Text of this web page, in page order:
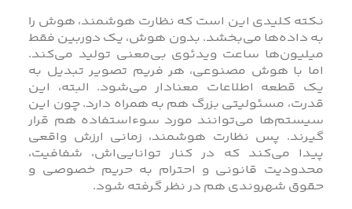
نکته کلیدی این است که نظارت هوشمند، هوش را
به داده‌ها می‌بخشد. بدون هوش، یک دوربین فقط
میلیون‌ها ساعت ویدئوی بی‌معنی تولید می‌کند.
اما با هوش مصنوعی، هر فریم تصویر تبدیل به
یک قطعه اطلاعات معنادار می‌شود. البته، این
قدرت، مسئولیتی بزرگ هم به همراه دارد. چون این
سیستم‌ها می‌توانند مورد سوءاستفاده هم قرار
گیرند. پس نظارت هوشمند، زمانی ارزش واقعی
پیدا می‌کند که در کنار توانایی‌اش، شفافیت،
محدودیت قانونی و احترام به حریم خصوصی و
حقوق شهروندی هم در نظر گرفته شود.